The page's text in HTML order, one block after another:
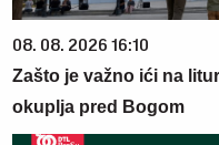
08. 08. 2026 16:10
Zašto je važno ići na
okuplja pred Bogom